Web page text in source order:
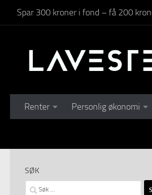
Skip to content
Spar 300 kroner i fond – få 200
Renter Personlig økonomi
SØK
Søk